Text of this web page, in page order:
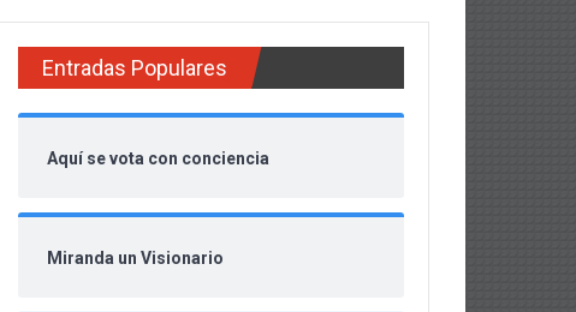
Entradas Populares
Aquí se vota con conciencia
Miranda un Visionario